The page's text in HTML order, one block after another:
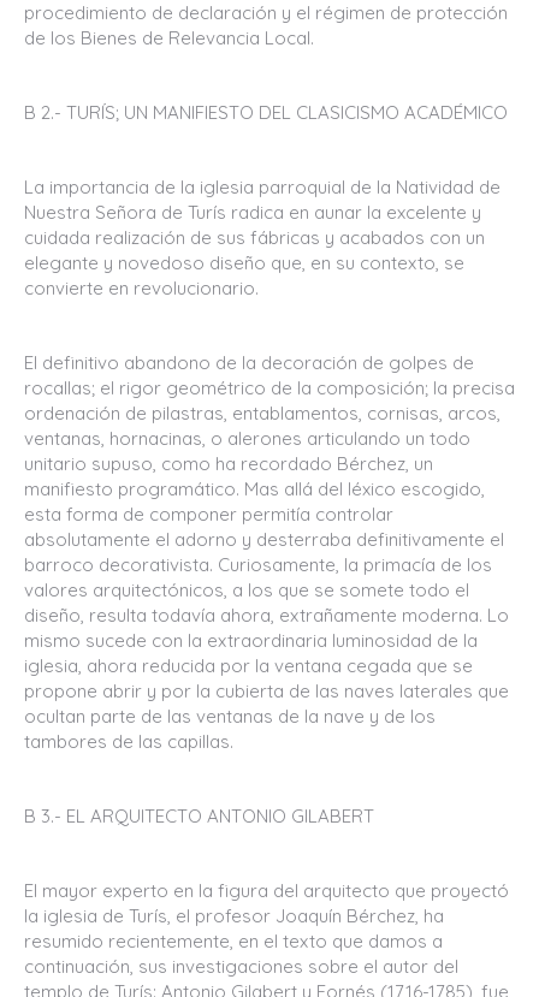
procedimiento de declaración y el régimen de protección
de los Bienes de Relevancia Local.
B 2.- TURÍS; UN MANIFIESTO DEL CLASICISMO ACADÉMICO
La importancia de la iglesia parroquial de la Natividad de
Nuestra Señora de Turís radica en aunar la excelente y
cuidada realización de sus fábricas y acabados con un
elegante y novedoso diseño que, en su contexto, se
convierte en revolucionario.
El definitivo abandono de la decoración de golpes de
rocallas; el rigor geométrico de la composición; la precisa
ordenación de pilastras, entablamentos, cornisas, arcos,
ventanas, hornacinas, o alerones articulando un todo
unitario supuso, como ha recordado Bérchez, un
manifiesto programático. Mas allá del léxico escogido,
esta forma de componer permitía controlar
absolutamente el adorno y desterraba definitivamente el
barroco decorativista. Curiosamente, la primacía de los
valores arquitectónicos, a los que se somete todo el
diseño, resulta todavía ahora, extrañamente moderna. Lo
mismo sucede con la extraordinaria luminosidad de la
iglesia, ahora reducida por la ventana cegada que se
propone abrir y por la cubierta de las naves laterales que
ocultan parte de las ventanas de la nave y de los
tambores de las capillas.
B 3.- EL ARQUITECTO ANTONIO GILABERT
El mayor experto en la figura del arquitecto que proyectó
la iglesia de Turís, el profesor Joaquín Bérchez, ha
resumido recientemente, en el texto que damos a
continuación, sus investigaciones sobre el autor del
templo de Turís: Antonio Gilabert y Fornés (1716-1785), fue